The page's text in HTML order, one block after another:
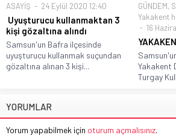
ASAYİŞ 24 Eylül 2020 12:40
Uyuşturucu kullanmaktan 3
kişi gözaltına alındı
Samsun'un Bafra ilçesinde
uyuşturucu kullanmak suçundan
gözaltına alınan 3 kişi...
GÜNDEM,
Yakakent
16
Yakakent
Turgay
YORUMLAR
Yorum yapabilmek için oturum açmalısınız.